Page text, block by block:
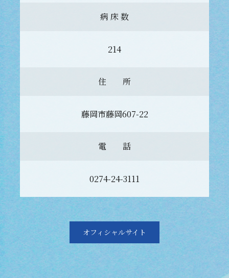
病 床 数
214
住 所
藤岡市藤岡607-22
電 話
0274-24-3111
オフィシャルサイト